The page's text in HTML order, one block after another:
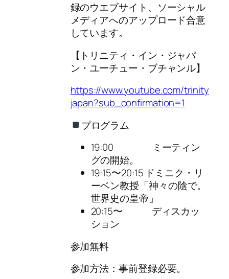
録のウエブサイト、ソーシャル
メディアへのアップロード合意
しています。
【トリニティ・イン・ジャパ
ン・ユーチュー・ブチャンル】
https://www.youtube.com/trinity
japan?sub_confirmation=1
プログラム
19:00 ミーティン
グの開始。
19:15〜20:15 ドミニク・リ
ーベン教授「神々の陰で。
世界史の皇帝」
20:15〜 ディスカッ
ション
参加無料
参加方法：事前登録必要。